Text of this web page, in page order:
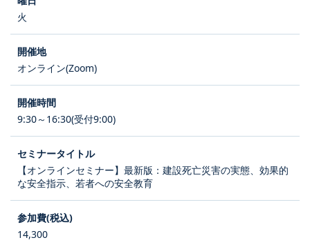
火
オンライン(Zoom)
9:30～16:30(受付9:00)
【オンラインセミナー】最新版：建設死亡災害の実態、効果的
な安全指示、若者への安全教育
14,300